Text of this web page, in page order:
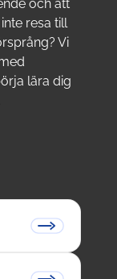
och att
resa till
Vi
lära dig